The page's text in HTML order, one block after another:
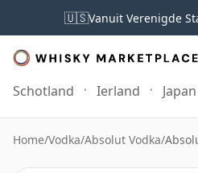
🇺🇸Vanuit Verenigde
Schotland Ierland Japan
Home/Vodka/Absolut Vodka/